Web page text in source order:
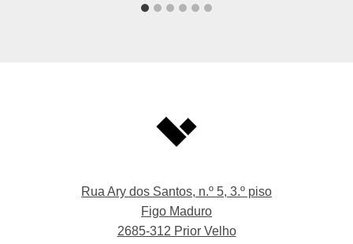
Rua Ary dos Santos, n.º 5, 3.º piso
Figo Maduro
2685-312 Prior Velho